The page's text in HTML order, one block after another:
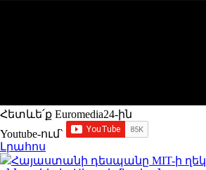
Հետևե՛ք Euromedia24-ին
Youtube-ում`
Լրահոս
Հայաստանի դեսպանը MIT-ի